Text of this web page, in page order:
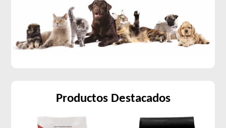
Productos Destacados